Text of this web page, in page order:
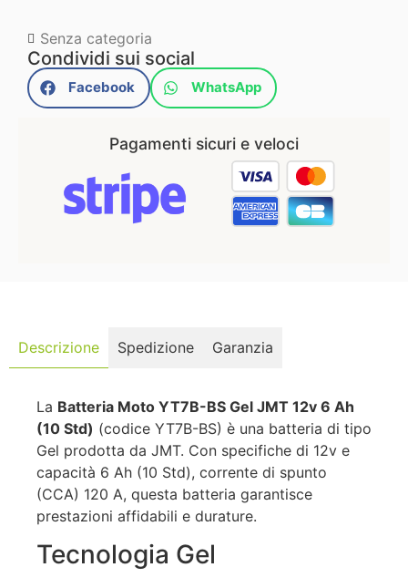
Senza categoria
Condividi sui social
Facebook WhatsApp
Pagamenti sicuri e veloci
Descrizione Spedizione Garanzia
La Batteria Moto YT7B-BS Gel JMT 12v 6 Ah
(10 Std) (codice YT7B-BS) è una batteria di tipo
Gel prodotta da JMT. Con specifiche di 12v e
capacità 6 Ah (10 Std), corrente di spunto
(CCA) 120 A, questa batteria garantisce
prestazioni affidabili e durature.
Tecnologia Gel